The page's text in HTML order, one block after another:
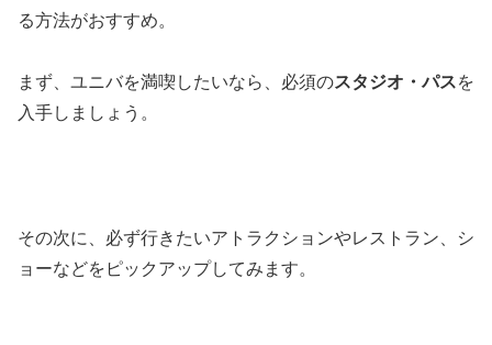
る方法がおすすめ。
まず、ユニバを満喫したいなら、必須のスタジオ・パスを
入手しましょう。
その次に、必ず行きたいアトラクションやレストラン、シ
ョーなどをピックアップしてみます。